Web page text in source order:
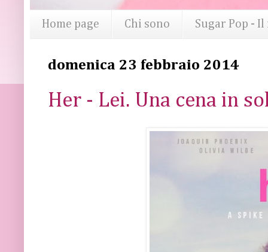
Home page Chi sono Sugar Pop -
domenica 23 febbraio 2014
Her - Lei. Una cena in